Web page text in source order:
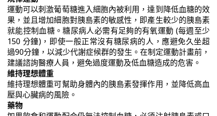
運動可以刺激葡萄糖進入細胞內被利用，達到降低血糖的效
果，並且增加細胞對胰島素的敏感性，即產生較少的胰島素
就能控制血糖。糖尿病人必需有足夠的有氧運動 (每週至少
150 分鐘)，即使一般正常沒有糖尿病的人，應避免久坐超
過90分鐘，以減少代謝症候群的發生。在制定運動計畫前，
建議諮詢醫療人員，避免過度運動及低血糖造成的危害。
維持理想體重
維持理想體重可幫助身體內的胰島素發揮作用，並降低高血
壓與心臟病的風險。
藥物